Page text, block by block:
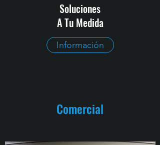
Soluciones
A Tu Medida
Información
Comercial